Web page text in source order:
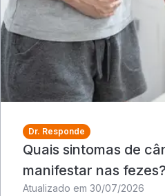
Dr. Responde
Quais sintomas de
manifestar nas
Atualizado em 30/07/2026